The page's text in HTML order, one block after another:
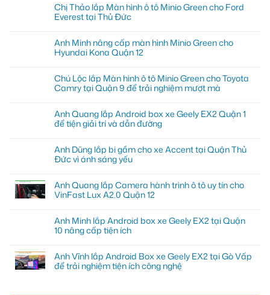
Chị Thảo lắp Màn hình ô tô Minio Green cho Ford
Everest tại Thủ Đức
Anh Minh nâng cấp màn hình Minio Green cho
Hyundai Kona Quận 12
Chú Lộc lắp Màn hình ô tô Minio Green cho Toyota
Camry tại Quận 9 để trải nghiệm mượt mà
Anh Quang lắp Android box xe Geely EX2 Quận 1
để tiện giải trí và dẫn đường
Anh Dũng lắp bi gầm cho xe Accent tại Quận Thủ
Đức vì ánh sáng yếu
Anh Quang lắp Camera hành trình ô tô uy tín cho
VinFast Lux A2.0 Quận 12
Anh Minh lắp Android box xe Geely EX2 tại Quận
10 nâng cấp tiện ích
Anh Vĩnh lắp Android Box xe Geely EX2 tại Gò Vấp
để trải nghiệm tiện ích công nghệ